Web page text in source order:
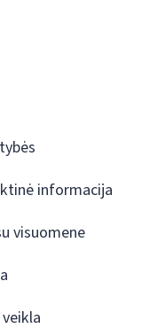
informacija
visuomene